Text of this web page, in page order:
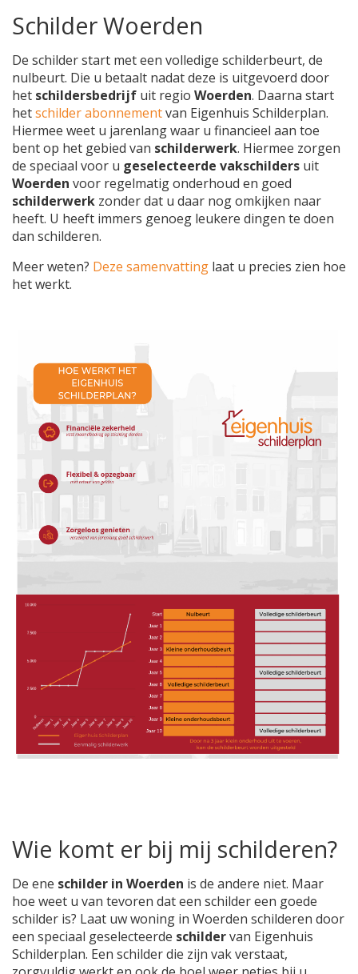
Schilder Woerden
De schilder start met een volledige schilderbeurt, de
nulbeurt. Die u betaalt nadat deze is uitgevoerd door
het schildersbedrijf uit regio Woerden. Daarna start
hetschilder abonnementvan Eigenhuis Schilderplan.
Hiermee weet u jarenlang waar u financieel aan toe
bent op het gebied van schilderwerk. Hiermee zorgen
de speciaal voor u geselecteerde vakschilders uit
Woerden voor regelmatig onderhoud en goed
schilderwerk zonder dat u daar nog omkijken naar
heeft. U heeft immers genoeg leukere dingen te doen
dan schilderen.
Meer weten? Deze samenvatting laat u precies zien hoe
het werkt.
Wie komt er bij mij schilderen?
De ene schilder in Woerden is de andere niet. Maar
hoe weet u van tevoren dat een schilder een goede
schilder is? Laat uw woning in Woerden schilderen door
een speciaal geselecteerde schildervan Eigenhuis
Schilderplan. Een schilder die zijn vak verstaat,